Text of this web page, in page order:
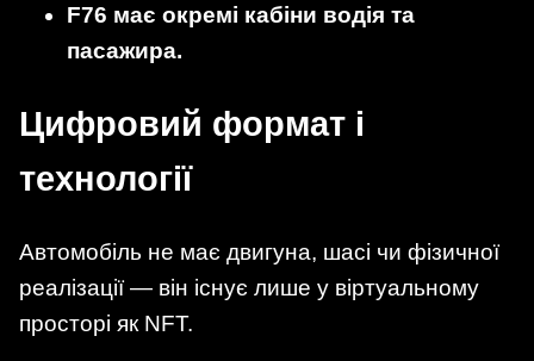
F76 має окремі кабіни водія та
пасажира.
Цифровий формат і
технології
Автомобіль не має двигуна, шасі чи фізичної
реалізації — він існує лише у віртуальному
просторі як NFT.